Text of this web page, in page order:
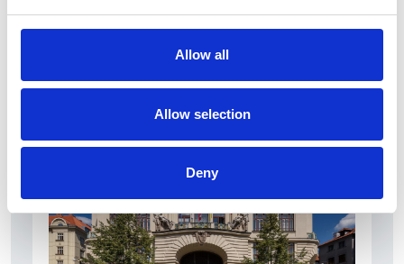
Allow all
Allow selection
Deny